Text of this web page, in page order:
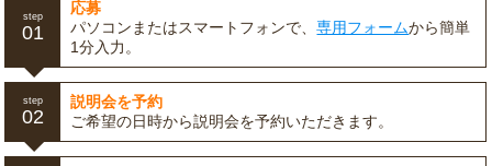
step
01
応募
パソコンまたはスマートフォンで、専用フォームから簡単
1分入力。
step
02
説明会を予約
ご希望の日時から説明会を予約いただきます。